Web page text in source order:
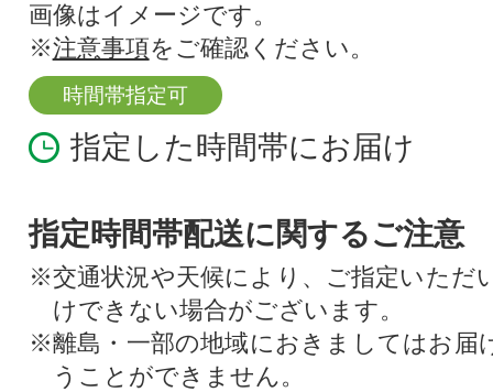
画像はイメージです。
※注意事項をご確認ください。
時間帯指定可
指定した時間帯にお届け
指定時間帯配送に関するご注意
※交通状況や天候により、ご指定いただ
けできない場合がございます。
※離島・一部の地域におきましてはお届
うことができません。